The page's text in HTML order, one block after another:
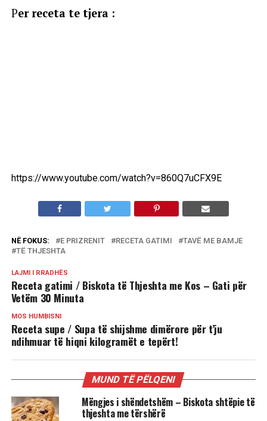
Per receta te tjera :
https://www.youtube.com/watch?v=860Q7uCFX9E
NË FOKUS: E PRIZRENIT RECETA GATIMI
TAVË ME BAMJE
TË THJESHTA
LAJMI I RRADHËS
Receta gatimi / Biskota të Thjeshta me Kos – Gati për
Vetëm 30 Minuta
MOS HUMBISNI
Receta supe / Supa të shijshme dimërore për t’ju
ndihmuar të hiqni kilogramët e tepërt!
MUND TË PËLQENI
Mëngjes i shëndetshëm – Biskota shtëpie të
thjeshta me tërshërë